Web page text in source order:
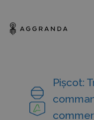
Pișcot: